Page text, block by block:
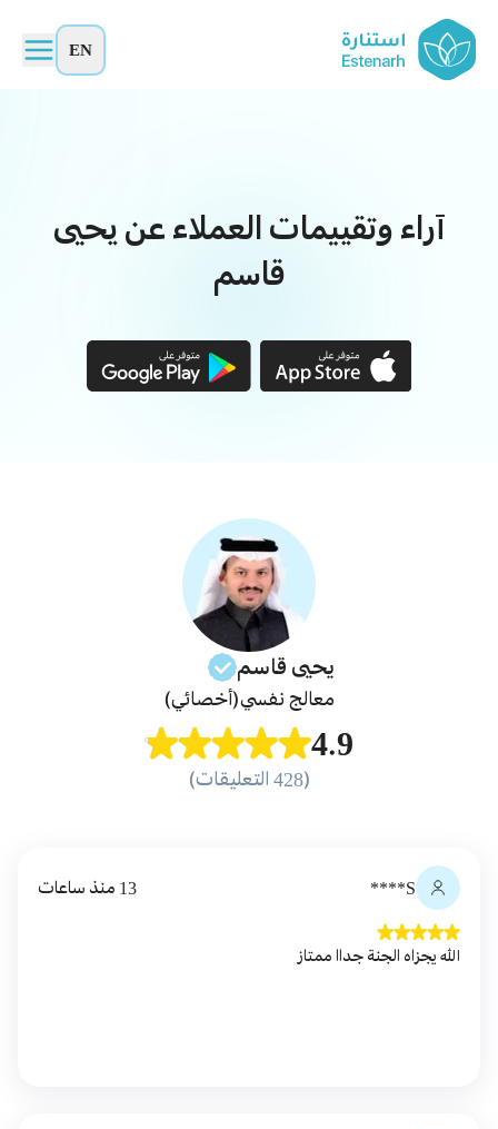
EN
آراء وتقييمات العملاء عن يحيى
قاسم
يحيى قاسم
معالج نفسي(أخصائي)
4.9
(428 التعليقات)
S**** 13 منذ ساعات
الله يجزاه الجنة جداا ممتاز